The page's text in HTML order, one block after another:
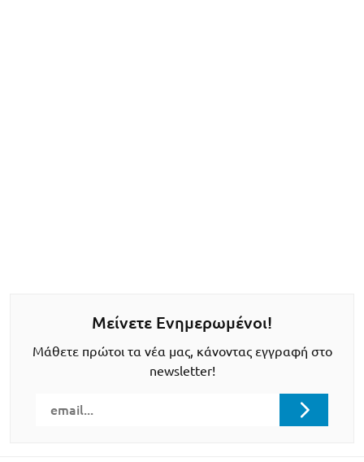
Μείνετε Ενημερωμένοι!
Μάθετε πρώτοι τα νέα μας, κάνοντας εγγραφή στο
newsletter!